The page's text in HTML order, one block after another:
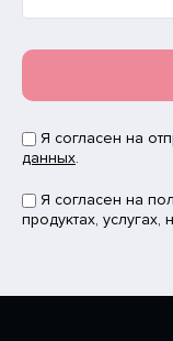
Я согласен на
данных.
Я согласен на
продуктах, услугах,